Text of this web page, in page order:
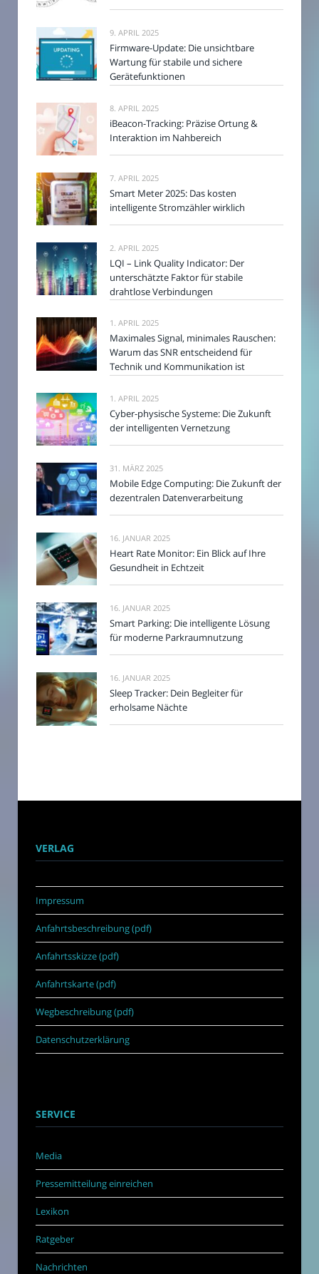
9. APRIL 2025
Firmware-Update: Die unsichtbare
Wartung für stabile und sichere
Gerätefunktionen
8. APRIL 2025
iBeacon-Tracking: Präzise Ortung &
Interaktion im Nahbereich
7. APRIL 2025
Smart Meter 2025: Das kosten
intelligente Stromzähler wirklich
2. APRIL 2025
LQI – Link Quality Indicator: Der
unterschätzte Faktor für stabile
drahtlose Verbindungen
1. APRIL 2025
Maximales Signal, minimales Rauschen:
Warum das SNR entscheidend für
Technik und Kommunikation ist
1. APRIL 2025
Cyber-physische Systeme: Die Zukunft
der intelligenten Vernetzung
31. MÄRZ 2025
Mobile Edge Computing: Die Zukunft der
dezentralen Datenverarbeitung
16. JANUAR 2025
Heart Rate Monitor: Ein Blick auf Ihre
Gesundheit in Echtzeit
16. JANUAR 2025
Smart Parking: Die intelligente Lösung
für moderne Parkraumnutzung
16. JANUAR 2025
Sleep Tracker: Dein Begleiter für
erholsame Nächte
VERLAG
Impressum
Anfahrtsbeschreibung (pdf)
Anfahrtsskizze (pdf)
Anfahrtskarte (pdf)
Wegbeschreibung (pdf)
Datenschutzerklärung
SERVICE
Media
Pressemitteilung einreichen
Lexikon
Ratgeber
Nachrichten